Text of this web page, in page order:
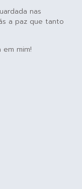
nas
a paz que tanto
mim!